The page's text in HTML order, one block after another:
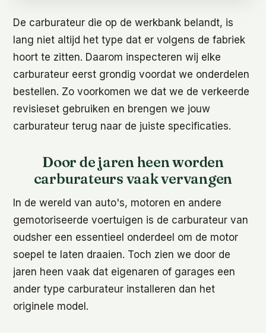
De carburateur die op de werkbank belandt, is
lang niet altijd het type dat er volgens de fabriek
hoort te zitten. Daarom inspecteren wij elke
carburateur eerst grondig voordat we onderdelen
bestellen. Zo voorkomen we dat we de verkeerde
revisieset gebruiken en brengen we jouw
carburateur terug naar de juiste specificaties.
Door de jaren heen worden
carburateurs vaak vervangen
In de wereld van auto's, motoren en andere
gemotoriseerde voertuigen is de carburateur van
oudsher een essentieel onderdeel om de motor
soepel te laten draaien. Toch zien we door de
jaren heen vaak dat eigenaren of garages een
ander type carburateur installeren dan het
originele model.